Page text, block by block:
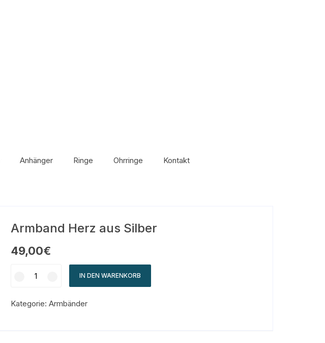
Anhänger Ringe Ohrringe Kontakt
Armband Herz aus Silber
49,00€
IN DEN WARENKORB
Kategorie: Armbänder